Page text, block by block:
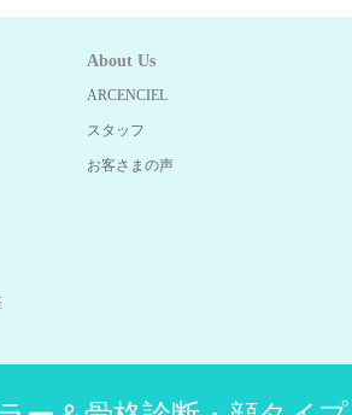
About Us
ARCENCIEL
スタッフ
お客さまの声